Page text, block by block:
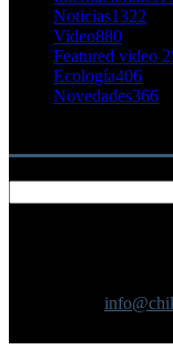
Noticias1322
Video880
Featured video 2
Ecología406
Novedades366